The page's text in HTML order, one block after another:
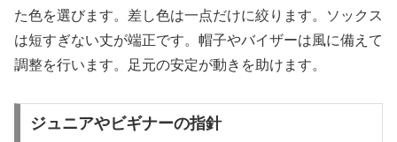
た色を選びます。差し色は一点だけに絞ります。ソックス
は短すぎない丈が端正です。帽子やバイザーは風に備えて
調整を行います。足元の安定が動きを助けます。
ジュニアやビギナーの指針